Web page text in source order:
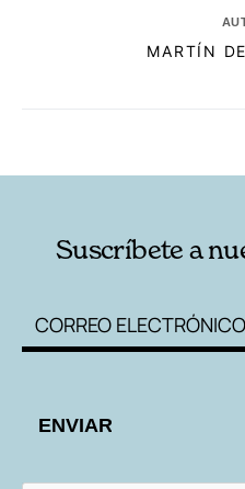
MARTÍN
Suscríbete a